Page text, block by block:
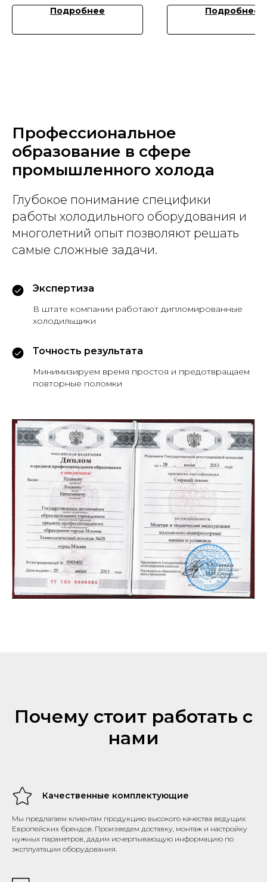
Подробнее Подробнее
Профессиональное
образование в сфере
промышленного холода
Глубокое понимание специфики
работы холодильного оборудования и
многолетний опыт позволяют решать
самые сложные задачи.
Экспертиза
В штате компании работают дипломированные
холодильщики
Точность результата
Минимизируем время простоя и предотвращаем
повторные поломки
Почему стоит работать с
нами
Качественные комплектующие
Мы предлагаем клиентам продукцию высокого качества ведущих
Европейских брендов. Произведем доставку, монтаж и настройку
нужных параметров, дадим исчерпывающую информацию по
эксплуатации оборудования.